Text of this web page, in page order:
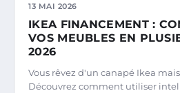
13 MAI 2026
IKEA FINANCEMENT :
VOS MEUBLES EN
2026
Vous rêvez d'un canapé Ikea
Découvrez comment utiliser